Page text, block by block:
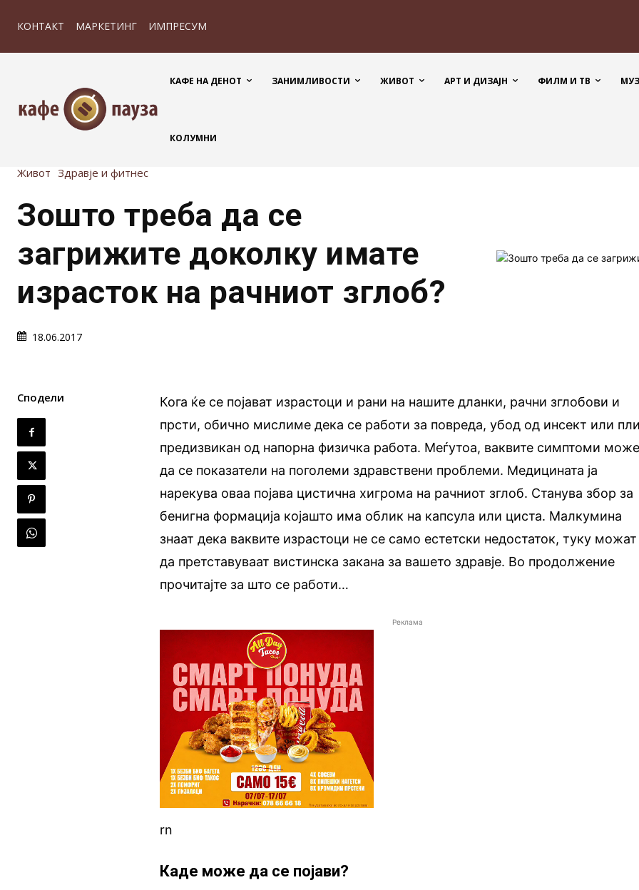
КОНТАКТ МАРКЕТИНГ ИМПРЕСУМ
КАФЕ НА ДЕНОТ ЗАНИМЛИВОСТИ ЖИВОТ АРТ И ДИЗАЈН ФИЛМ И ТВ
КОЛУМНИ
Живот Здравје и фитнес
Зошто треба да се
загрижите доколку имате
израсток на рачниот зглоб?
18.06.2017
Сподели
Кога ќе се појават израстоци и рани на нашите дланки, рачни зглобови и
прсти, обично мислиме дека се работи за повреда, убод од инсект или
предизвикан од напорна физичка работа. Меѓутоа, ваквите симптоми
да се показатели на поголеми здравствени проблеми. Медицината ја
нарекува оваа појава цистична хигрома на рачниот зглоб. Станува збор за
бенигна формација којашто има облик на капсула или циста. Малкумина
знаат дека ваквите израстоци не се само естетски недостаток, туку можат
да претставуваат вистинска закана за вашето здравје. Во продолжение
прочитајте за што се работи…
Реклама
rn
Каде може да се појави?